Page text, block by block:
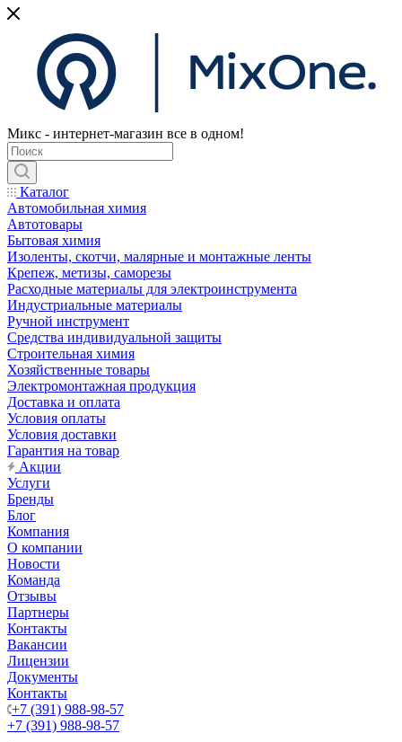
Микс - интернет-магазин все в одном!
Каталог
Автомобильная химия
Автотовары
Бытовая химия
Изоленты, скотчи, малярные и монтажные ленты
Крепеж, метизы, саморезы
Расходные материалы для электроинструмента
Индустриальные материалы
Ручной инструмент
Средства индивидуальной защиты
Строительная химия
Хозяйственные товары
Электромонтажная продукция
Доставка и оплата
Условия оплаты
Условия доставки
Гарантия на товар
Акции
Услуги
Бренды
Блог
Компания
О компании
Новости
Команда
Отзывы
Партнеры
Контакты
Вакансии
Лицензии
Документы
Контакты
+7 (391) 988-98-57
+7 (391) 988-98-57